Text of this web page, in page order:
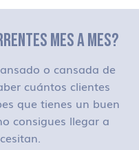
MES A MES?
o cansada de
cuántos clientes
que tienes un buen
consigues llegar a